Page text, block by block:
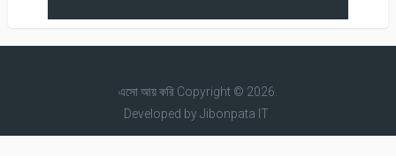
এসো আয় করিCopyright © 2026.
Developed byJibonpata IT